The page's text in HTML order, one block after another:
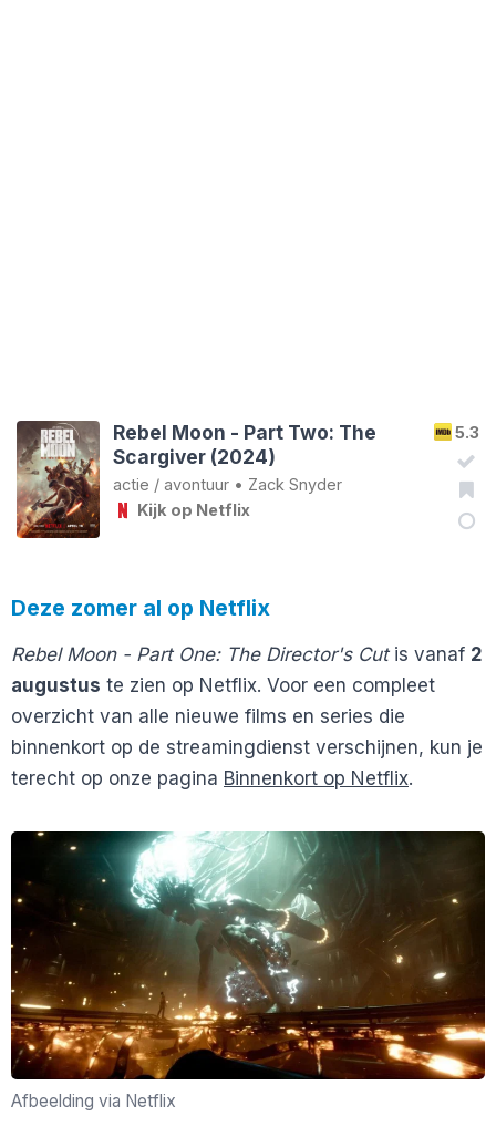
5.3
Rebel Moon - Part Two: The
Scargiver (2024)
actie / avontuur • Zack Snyder
Kijk op Netflix
Deze zomer al op Netflix
Rebel Moon - Part One: The Director's Cutis vanaf 2
augustus te zien op Netflix. Voor een compleet
overzicht van alle nieuwe films en series die
binnenkort op de streamingdienst verschijnen, kun je
terecht op onze pagina Binnenkort op Netflix.
Afbeelding via Netflix